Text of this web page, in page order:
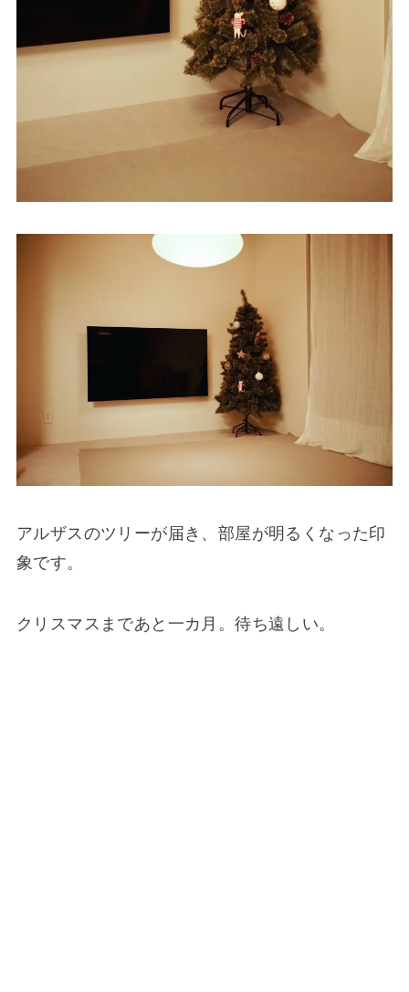
アルザスのツリーが届き、部屋が明るくなった印
象です。
クリスマスまであと一カ月。待ち遠しい。